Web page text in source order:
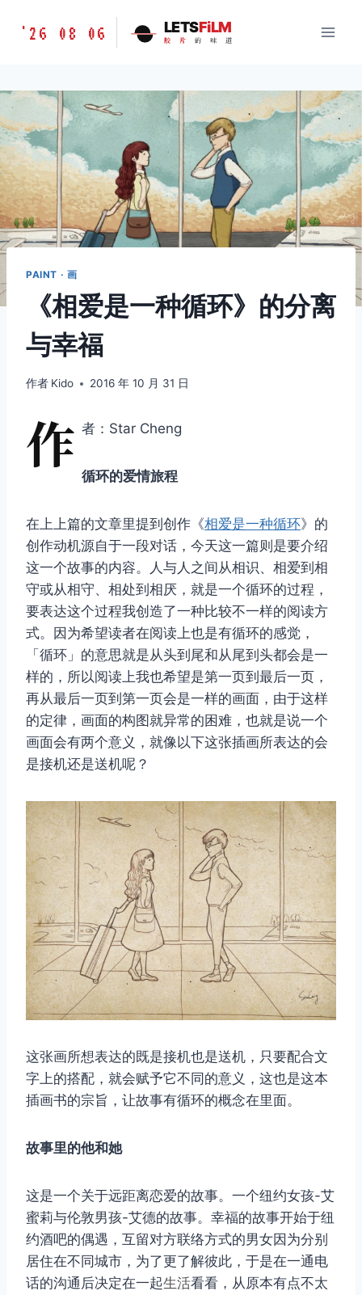
胶
味
LETSFILM
'26 08 06 LETSFiLM
胶 片 的 味 道
PAINT · 画
《相爱是一种循环》的分离
与幸福
作者 Kido 2016 年 10 月 31 日
作 者：Star Cheng
循环的爱情旅程
在上上篇的文章里提到创作《相爱是一种循环》的
创作动机源自于一段对话，今天这一篇则是要介绍
这一个故事的内容。人与人之间从相识、相爱到相
守或从相守、相处到相厌，就是一个循环的过程，
要表达这个过程我创造了一种比较不一样的阅读方
式。因为希望读者在阅读上也是有循环的感觉，
「循环」的意思就是从头到尾和从尾到头都会是一
样的，所以阅读上我也希望是第一页到最后一页，
再从最后一页到第一页会是一样的画面，由于这样
的定律，画面的构图就异常的困难，也就是说一个
画面会有两个意义，就像以下这张插画所表达的会
是接机还是送机呢？
这张画所想表达的既是接机也是送机，只要配合文
字上的搭配，就会赋予它不同的意义，这也是这本
插画书的宗旨，让故事有循环的概念在里面。
故事里的他和她
这是一个关于远距离恋爱的故事。一个纽约女孩-艾
蜜莉与伦敦男孩-艾德的故事。幸福的故事开始于纽
约酒吧的偶遇，互留对方联络方式的男女因为分别
居住在不同城市，为了更了解彼此，于是在一通电
话的沟通后决定在一起生活看看，从原本有点不太